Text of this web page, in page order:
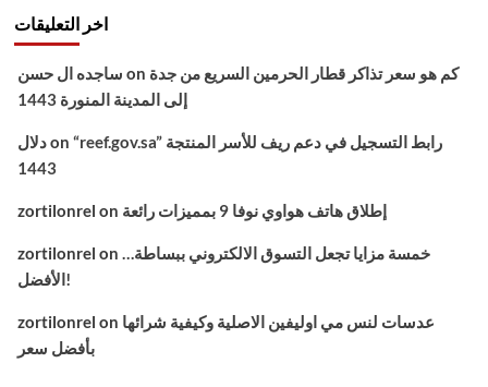
اخر التعليقات
ساجده ال حسن on كم هو سعر تذاكر قطار الحرمين السريع من جدة
إلى المدينة المنورة 1443
دلالon “reef.gov.sa” رابط التسجيل في دعم ريف للأسر المنتجة
1443
zortilonrel on إطلاق هاتف هواوي نوفا 9 بمميزات رائعة
zortilonrel on خمسة مزايا تجعل التسوق الالكتروني ببساطة…
الأفضل!
zortilonrel on عدسات لنس مي اوليفين الاصلية وكيفية شرائها
بأفضل سعر